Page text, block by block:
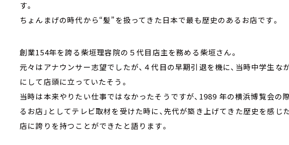
す。
ちょんまげの時代から“髪”を扱ってきた日本で最も歴史のあるお店です。
創業154年を誇る柴垣理容院の５代目店主を務める柴垣さん。
元々はアナウンサー志望でしたが、４代目の早期引退を機に、当時中学生な
にして店頭に立っていたそう。
当時は本来やりたい仕事ではなかったそうですが、1989 年の横浜博覧会の
るお店」としてテレビ取材を受けた時に、先代が築き上げてきた歴史を感じ
店に誇りを持つことができたと語ります。